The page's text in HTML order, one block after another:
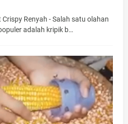
Renyah - Salah satu olahan
adalah kripik b…